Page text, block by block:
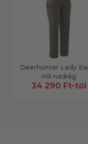
Deerhunter Lady
női nadrág
34 290 Ft-tól